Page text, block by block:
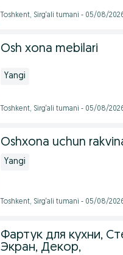
Toshkent, Sirg‘ali tumani - 05/08/
Osh xona mebilari
Yangi
Toshkent, Sirg‘ali tumani - 05/08/
Oshxona uchun
Yangi
Toshkent, Sirg‘ali tumani - 05/08/
Фартук для кухни,
Экран, Декор,